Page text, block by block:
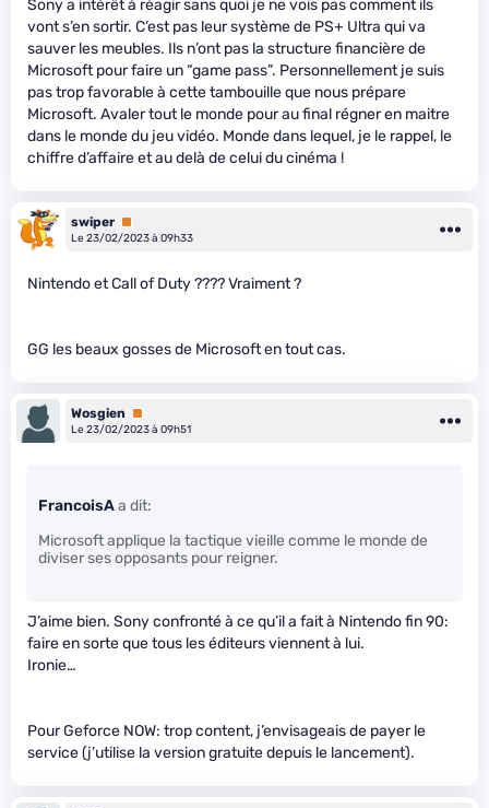
Sony a intérêt à réagir sans quoi je ne vois pas comment ils
vont s’en sortir. C’est pas leur système de PS+ Ultra qui va
sauver les meubles. Ils n’ont pas la structure financière de
Microsoft pour faire un “game pass”. Personnellement je suis
pas trop favorable à cette tambouille que nous prépare
Microsoft. Avaler tout le monde pour au final régner en maitre
dans le monde du jeu vidéo. Monde dans lequel, je le rappel, le
chiffre d’affaire et au delà de celui du cinéma !
swiper Premium
Le 23/02/2023 à 09h33
Nintendo et Call of Duty ???? Vraiment ?
GG les beaux gosses de Microsoft en tout cas.
Wosgien
Premium
Le 23/02/2023 à 09h51
FrancoisAa dit:
Microsoft applique la tactique vieille comme le monde de
diviser ses opposants pour reigner.
J’aime bien. Sony confronté à ce qu’il a fait à Nintendo fin 90:
faire en sorte que tous les éditeurs viennent à lui.
Ironie…
Pour Geforce NOW: trop content, j’envisageais de payer le
service (j’utilise la version gratuite depuis le lancement).